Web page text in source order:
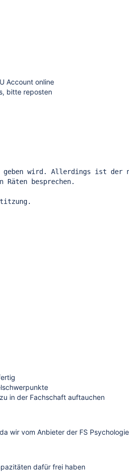
Account online
bitte reposten
geben wird. Allerdings ist
Räten besprechen.
in der Fachschaft auftauchen
wir vom Anbieter der FS
dafür frei haben